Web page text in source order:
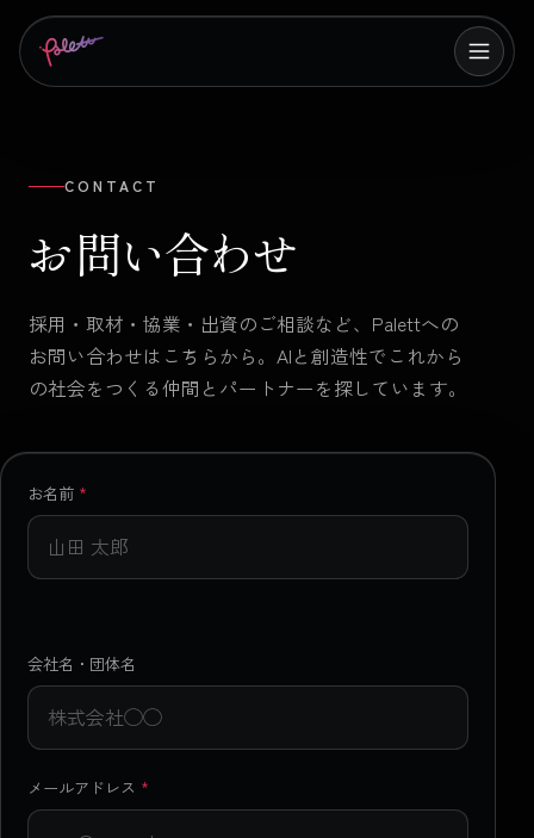
CONTACT
お問い合わせ
採用・取材・協業・出資のご相談など、Palettへの
お問い合わせはこちらから。AIと創造性でこれから
の社会をつくる仲間とパートナーを探しています。
この欄には入力しないでください
お名前 *
会社名・団体名
メールアドレス *